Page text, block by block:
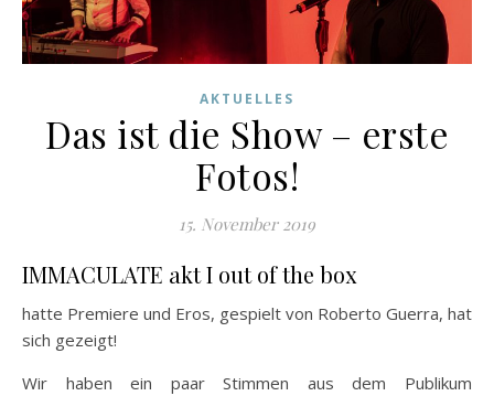
AKTUELLES
Das ist die Show – erste
Fotos!
15. November 2019
IMMACULATE akt I out of the box
hatte Premiere und Eros, gespielt von Roberto Guerra, hat
sich gezeigt!
Wir haben ein paar Stimmen aus dem Publikum